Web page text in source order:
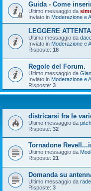
Guida - Come
Ultimo messaggio da
Inviato in Moderazione e
LEGGERE
Ultimo messaggio da
Inviato in Moderazione e
Risposte: 18
Regole del Forum.
Ultimo messaggio da
Inviato in Moderazione e
Risposte: 3
districarsi fra le
Ultimo messaggio da
Risposte: 32
Tornadone
Ultimo messaggio da
Risposte: 21
Domanda su
Ultimo messaggio da
Risposte: 3